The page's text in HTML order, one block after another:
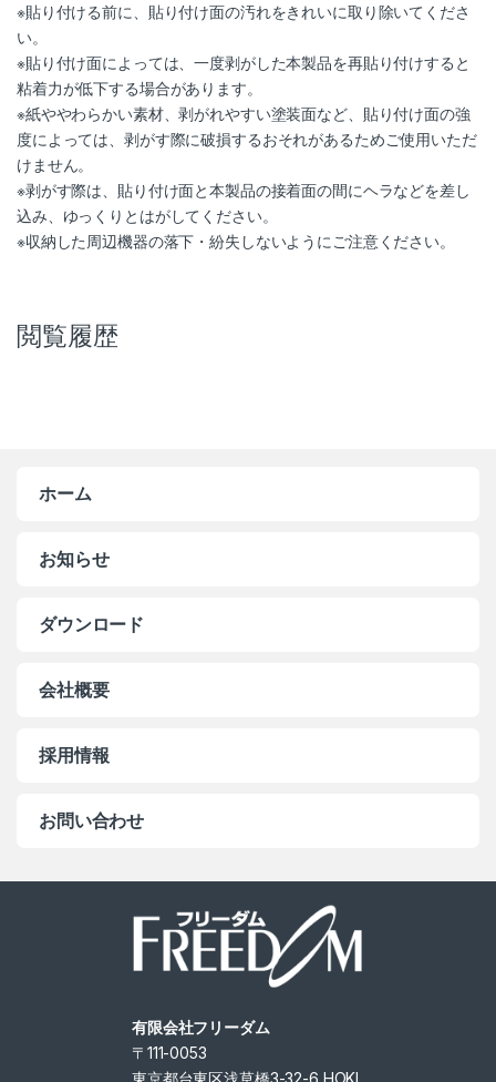
※貼り付ける前に、貼り付け面の汚れをきれいに取り除いてくださ
い。
※貼り付け面によっては、一度剥がした本製品を再貼り付けすると
粘着力が低下する場合があります。
※紙ややわらかい素材、剥がれやすい塗装面など、貼り付け面の強
度によっては、剥がす際に破損するおそれがあるためご使用いただ
けません。
※剥がす際は、貼り付け面と本製品の接着面の間にヘラなどを差し
込み、ゆっくりとはがしてください。
※収納した周辺機器の落下・紛失しないようにご注意ください。
閲覧履歴
ホーム
お知らせ
ダウンロード
会社概要
採用情報
お問い合わせ
有限会社フリーダム
〒111-0053
東京都台東区浅草橋3-32-6 HOKI